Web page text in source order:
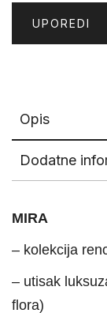
UPOREDI
Opis
Dodatne
MIRA
– kolekcija
– utisak
flora)